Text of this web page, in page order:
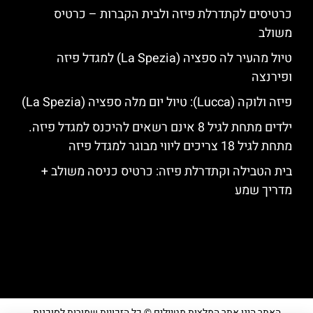
כרטיסים לקתדרלת פיזה ולבית הקברות – כרטיס
משולב
טיול מהעיר לה ספציה (La Spezia) למגדל פיזה
ופירנצה
פיזה ולוקה (Lucca): טיול יום מלה ספציה (La Spezia)
ילדים מתחת לגיל 8 אינם רשאים להיכנס למגדל פיזה.
מתחת לגיל 18 צריכים ליווי מבוגר למגדל פיזה
בית הטבילה וקתדרלת פיזה: כרטיס כניסה משולב +
מדריך שמע